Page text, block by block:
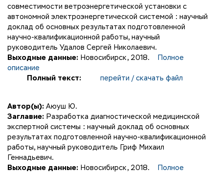
совместимости ветроэнергетической установки с
автономной электроэнергетической системой : научный
доклад об основных результатах подготовленной
научно-квалификационной работы, научный
руководитель Удалов Сергей Николаевич.
Выходные данные: Новосибирск, 2018.
Полное
описание
Полный текст:
перейти / скачать файл
Автор(ы): Аюуш Ю.
Заглавие: Разработка диагностической медицинской
экспертной системы : научный доклад об основных
результатах подготовленной научно-квалификационной
работы, научный руководитель Гриф Михаил
Геннадьевич.
Выходные данные: Новосибирск, 2018.
Полное